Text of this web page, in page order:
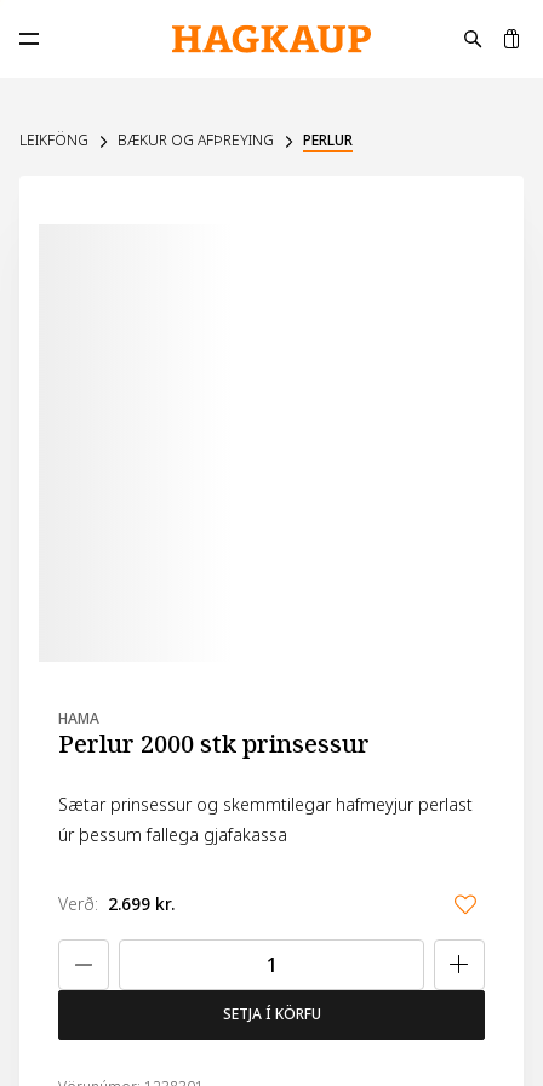
Opna aðalvalmynd
LEIKFÖNG BÆKUR OG AFÞREYING PERLUR
HAMA
Perlur 2000 stk prinsessur
Sætar prinsessur og skemmtilegar hafmeyjur perlast
úr þessum fallega gjafakassa
Verð: 2.699 kr.
SETJA Í KÖRFU